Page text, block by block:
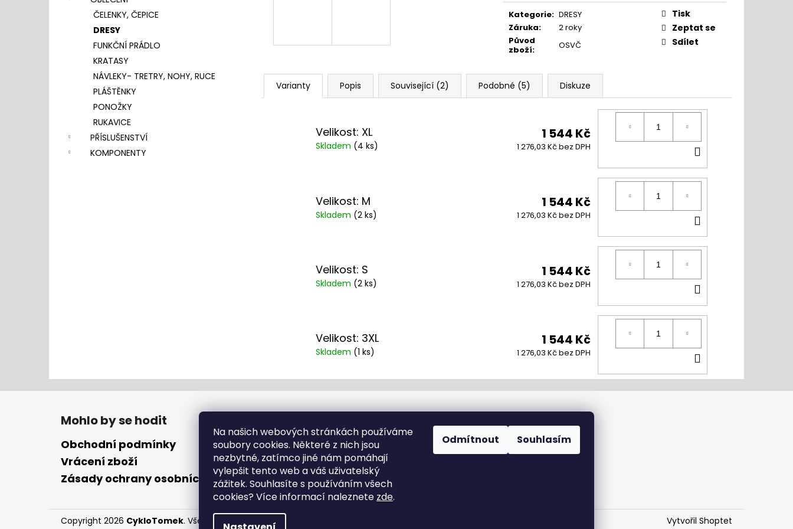
Na našich webových stránkách používáme
soubory cookies. Některé z nich jsou
nezbytné, zatímco jiné nám pomáhají
vylepšit tento web a váš uživatelský
zážitek. Souhlasíte s používáním všech
cookies? Více informací naleznete zde.
Odmítnout Souhlasím
ČELENKY, ČEPICE
DRESY
FUNKČNÍ PRÁDLO
KRATASY
NÁVLEKY- TRETRY, NOHY, RUCE
PLÁŠTĚNKY
PONOŽKY
RUKAVICE
PŘÍSLUŠENSTVÍ
KOMPONENTY
cena:
Kategorie: DRESY
Záruka:
2 roky
Původ
zboží: OSVČ
Tisk
Zeptat se
Sdílet
Varianty Popis Související (2) Podobné (5) Diskuze
Velikost: XL
Skladem (4 ks)
1 544 Kč
1 276,03 Kč bez DPH
KOŠÍKU
Velikost: M
Skladem (2 ks)
1 544 Kč
1 276,03 Kč bez DPH
KOŠÍKU
Velikost: S
Skladem (2 ks)
1 544 Kč
1 276,03 Kč bez DPH
KOŠÍKU
Velikost: 3XL
Skladem (1 ks)
1 544 Kč
1 276,03 Kč bez DPH
KOŠÍKU
Mohlo by se hodit
Obchodní podmínky
Vrácení zboží
Zásady ochrany osobních údajů
@cyklotomek.cz
Vytvořil Shoptet
Copyright 2026 CykloTomek. Všechna práva vyhrazena.